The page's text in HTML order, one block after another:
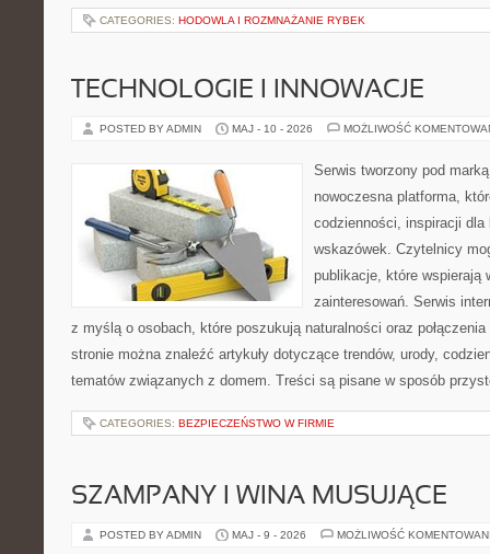
CATEGORIES: HODOWLA I ROZMNAŻANIE RYBEK
TECHNOLOGIE I INNOWACJE
POSTED BY ADMIN MAJ - 10 - 2026 MOŻLIWOŚĆ
Serwis tworzony pod
nowoczesna platforma,
codzienności, inspiracji
wskazówek. Czytelnicy
publikacje, które wspierają
zainteresowań. Serwis
z myślą o osobach, które poszukują naturalności oraz
stronie można znaleźć artykuły dotyczące trendów, urody,
tematów związanych z domem. Treści są pisane w sposób
CATEGORIES: BEZPIECZEŃSTWO W FIRMIE
SZAMPANY I WINA MUSUJĄCE
POSTED BY ADMIN MAJ - 9 - 2026 MOŻLIWOŚĆ